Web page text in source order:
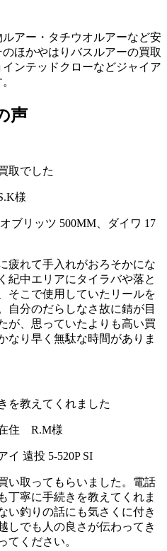
アー・タチウオルアーなど安
ほかやはりバスルアーの買取
ンテッドクローなどジャイア
声
取でした
様
ブリッツ 500MM、ダイワ 17
疲れて手入れがおろそかにな
紀中エリアにタイラバや落と
そこで使用していたリールを
自分のだらしなさ故に錆が目
が、思っていたよりも高い買
なり早く無駄な時間がありま
を教えてくれました
住 R.M様
イ 遠投 5-520P SI
い取ってもらいました。電話
丁寧に手続きを教えてくれま
い釣りの話にも気さくに付き
しでも人の良さが伝わってき
てください。